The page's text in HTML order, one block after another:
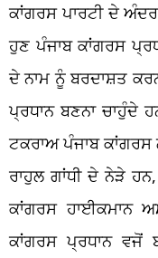
ਕਾਂਗਰਸ ਪਾਰਟੀ ਦੇ
ਹੁਣ ਪੰਜਾਬ ਕਾਂਗਰਸ
ਦੇ ਨਾਮ ਨੂੰ ਬਰਦਾਸ਼ਤ
ਪ੍ਰਧਾਨ ਬਣਨਾ ਚਾਹੁੰਦੇ
ਟਕਰਾਅ ਪੰਜਾਬ
ਰਾਹੁਲ ਗਾਂਧੀ ਦੇ ਨੇੜੇ
ਕਾਂਗਰਸ ਹਾਈਕਮਾਨ
ਕਾਂਗਰਸ ਪ੍ਰਧਾਨ ਵਜੋਂ